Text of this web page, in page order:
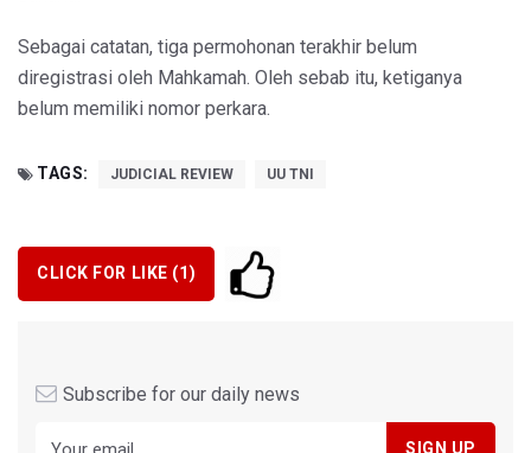
Sebagai catatan, tiga permohonan terakhir belum
diregistrasi oleh Mahkamah. Oleh sebab itu, ketiganya
belum memiliki nomor perkara.
TAGS: JUDICIAL REVIEW UU TNI
CLICK FOR LIKE (1)
Subscribe for our daily news